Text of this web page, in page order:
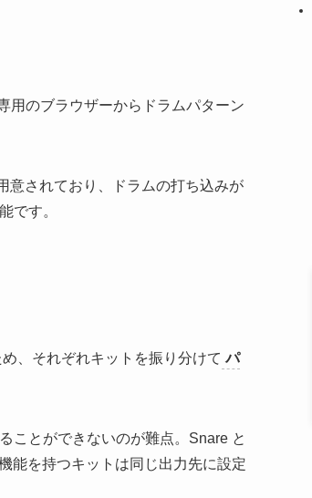
用のブラウザーからドラムパターン
意されており、ドラムの打ち込みが
です。
、それぞれキットを振り分けて パ
ことができないのが難点。Snare と
能を持つキットは同じ出力先に設定